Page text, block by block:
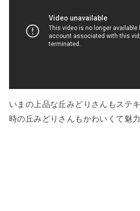
いまの上品な丘みどりさんもステ
時の丘みどりさんもかわいくて魅